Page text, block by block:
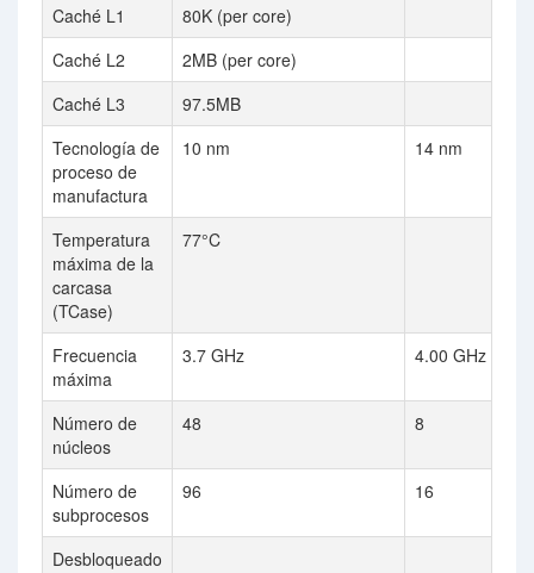
Caché L1
80K (per core)
Caché L2
2MB (per core)
Caché L3
97.5MB
Tecnología de
proceso de
manufactura
10 nm 14 nm
Temperatura
máxima de la
carcasa
(TCase)
77°C
Frecuencia
máxima
3.7 GHz 4.00 GHz
Número de
núcleos
48 8
Número de
subprocesos
96 16
Desbloqueado